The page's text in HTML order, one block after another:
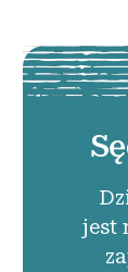
jest